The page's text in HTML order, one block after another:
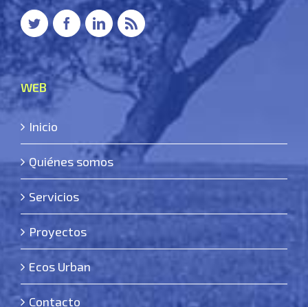
WEB
Inicio
Quiénes somos
Servicios
Proyectos
Ecos Urban
Contacto